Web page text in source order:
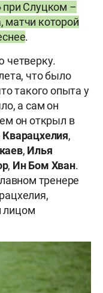
при Слуцком –
матчи которой
.
четверку.
что было
такого опыта у
а сам он
он открыл в
Кварацхелия,
, Илья
, ИнБом Хван.
тренере
лицом